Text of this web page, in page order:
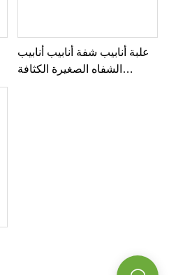
علبة أنابيب شفة أنابيب أنابيب
الشفاه الصغيرة الكثافة